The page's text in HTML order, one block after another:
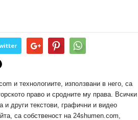
и технологиите, използвани в него, са
право и сродните му права. Всички
и други текстови, графични и видео
са собственост на 24shumen.com,